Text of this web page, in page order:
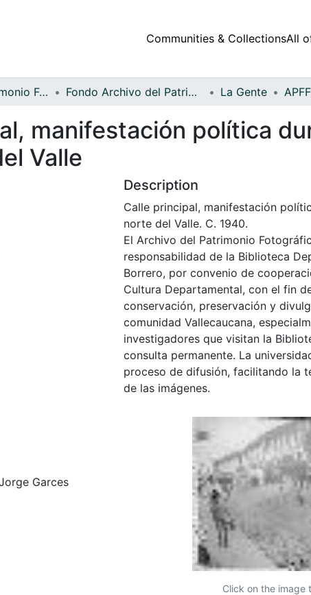
Communities & CollectionsAll
Archivo del Patrimonio Fotográfico y Fílmico del Valle del Cauca Fondo Archivo del Patrimonio Fotográfico y Fílmico del Valle del Cauca La Gente
manifestación política
Valle
Garces
Description
Calle principal, manifestación
norte del Valle. C. 1940.
El Archivo del Patrimonio
responsabilidad de la Biblioteca
Borrero, por convenio de
Cultura Departamental, con el fin
conservación, preservación y
comunidad Vallecaucana,
investigadores que visitan la
consulta permanente. La
proceso de difusión, facilitando la
de las imágenes.
Click on the image